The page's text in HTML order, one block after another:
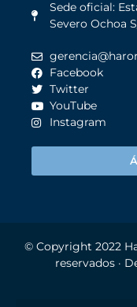
Sede oficial:
Severo Ochoa
Facebook
Twitter
YouTube
Instagram
© Copyright 2022
reservados ·